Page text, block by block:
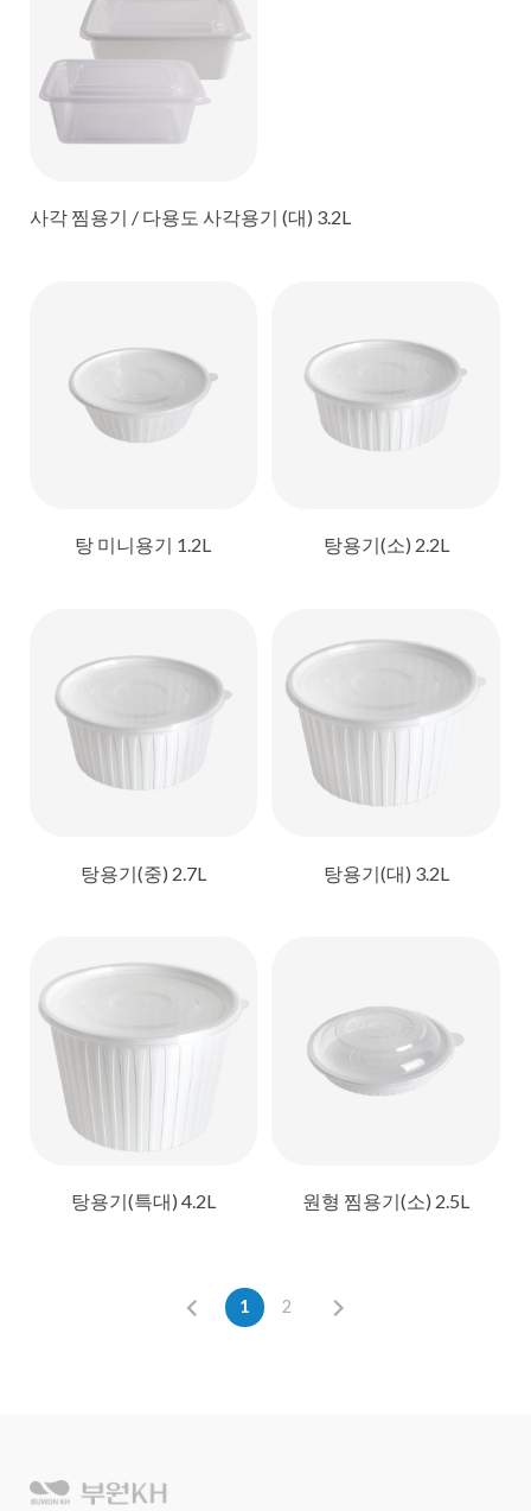
사각 찜용기 / 다용도 사각용기 (대) 3.2L
탕 미니용기 1.2L 탕용기(소) 2.2L
탕용기(중) 2.7L 탕용기(대) 3.2L
탕용기(특대) 4.2L 원형 찜용기(소) 2.5L
1 2